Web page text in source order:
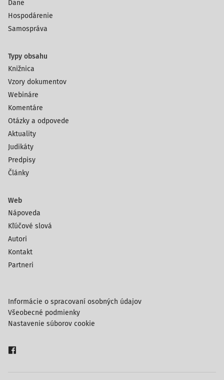
Dane
Hospodárenie
Samospráva
Typy obsahu
Knižnica
Vzory dokumentov
Webináre
Komentáre
Otázky a odpovede
Aktuality
Judikáty
Predpisy
Články
Web
Nápoveda
Kľúčové slová
Autori
Kontakt
Partneri
Informácie o spracovaní osobných údajov
Všeobecné podmienky
Nastavenie súborov cookie